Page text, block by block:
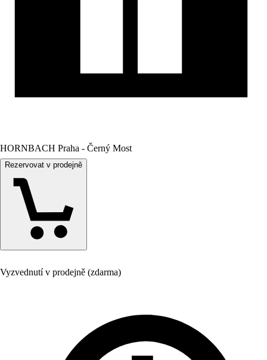
HORNBACH Praha - Černý Most
Rezervovat v prodejně
Vyzvednutí v prodejně (zdarma)